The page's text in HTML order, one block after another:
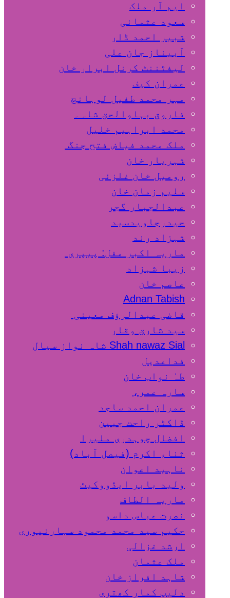
ایم آر ملک
سعود عثمانی
شبیر احمد ڈار
آبیناز جان علی
لیفٹننٹ کرنل ابرار خان
عمران کیف
مہر محمد طفیل لوہانچ
فاروق بہاوالحق شاہ۔
محمد ابراہیم خلیل
ملک محمد فیاض فتح جنگ
شہریار خان
رومیل خان غلزئی
سلیم زمان خان
عبدالجبار گجر
حیدرجاویدسید
شہزاد رند
ماریہ اکبر مغل: پیپری
زیبا شہزاد
عاصم خان
Adnan Tabish
قاضی عبدالرؤف معینی
سید شارق وقار
Shah nawaz Sial شاہ نواز سیال
فداعدیل
طہٰ نواب خان
سارہ عمر،
عمران احمد ساجد
ڈاکٹر راحت جبین
افضال چوہدری ملیرا
ثناء اکرم (فیصل آباد)
ناہید اعوان
ولید بابر ایڈووکیٹ
ماریہ الطاف
نصرت عباس داسو
حکیم سید محمد محمود سہارنپوری
ارشد غزالی
ملک عثمان
شاہد افراز خان
دلیپ کمار کھتری